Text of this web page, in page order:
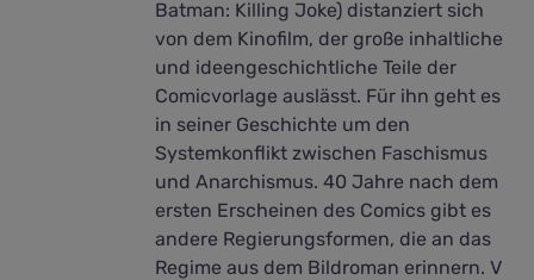
Batman: Killing Joke) distanziert sich
von dem Kinofilm, der große inhaltliche
und ideengeschichtliche Teile der
Comicvorlage auslässt. Für ihn geht es
in seiner Geschichte um den
Systemkonflikt zwischen Faschismus
und Anarchismus. 40 Jahre nach dem
ersten Erscheinen des Comics gibt es
andere Regierungsformen, die an das
Regime aus dem Bildroman erinnern. V